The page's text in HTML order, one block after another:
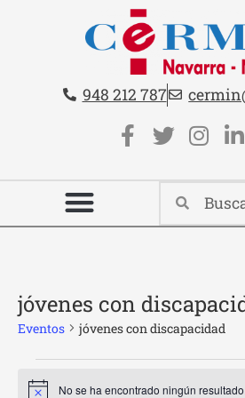
Contacto cabecera
Teléfono:
948 212 787 Email:
Redes sociales cabecera
jóvenes con
Eventos jóvenes con discapacidad
Aviso No se ha encontrado ningún resultado.